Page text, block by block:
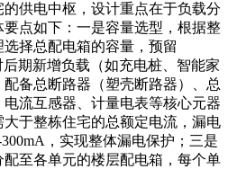
供电中枢，设计重点在于负载分
点如下：一是容量选型，根据整
择总配电箱的容量，预留
后期新增负载（如充电桩、智能家
备总断路器（塑壳断路器）、总
流互感器、计量电表等核心元器
于整栋住宅的总额定电流，漏电
，实现整体漏电保护；三是
至各单元的楼层配电箱，每个单